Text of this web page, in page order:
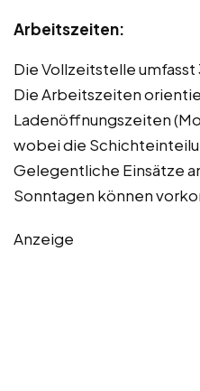
Arbeitszeiten:
Die Vollzeitstelle
Die Arbeitszeiten
Ladenöffnungszeiten
wobei die
Gelegentliche Einsätze
Sonntagen können
Anzeige